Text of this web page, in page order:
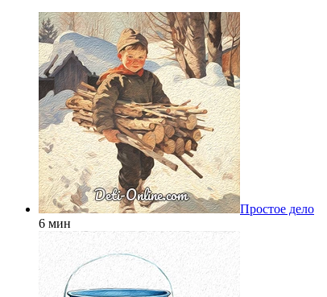
Простое дело
6 мин